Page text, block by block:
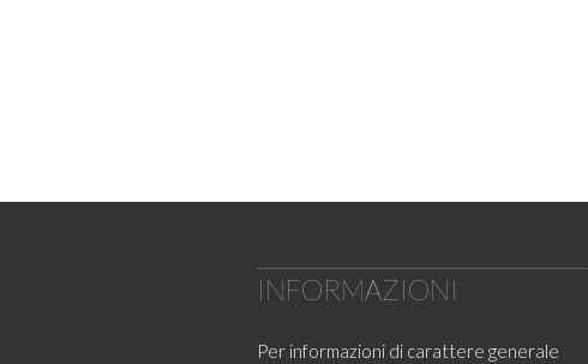
INFORMAZIONI
Per informazioni di carattere generale